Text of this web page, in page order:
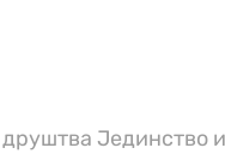
друштва Јединство